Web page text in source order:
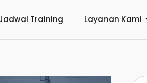
Training Layanan Kami